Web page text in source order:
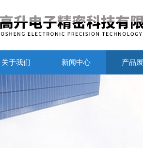
关于我们 新闻中心 产品